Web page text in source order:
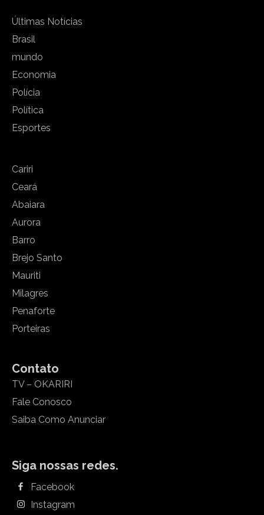
Últimas Notícias
Brasil
mundo
Economia
Polícia
Política
Esportes
Cariri
Ceará
Abaiara
Aurora
Barro
Brejo Santo
Mauriti
Milagres
Penaforte
Porteiras
Contato
TV – OKARIRI
Fale Conosco
Saiba Como Anunciar
Siga nossas redes.
Facebook
Instagram